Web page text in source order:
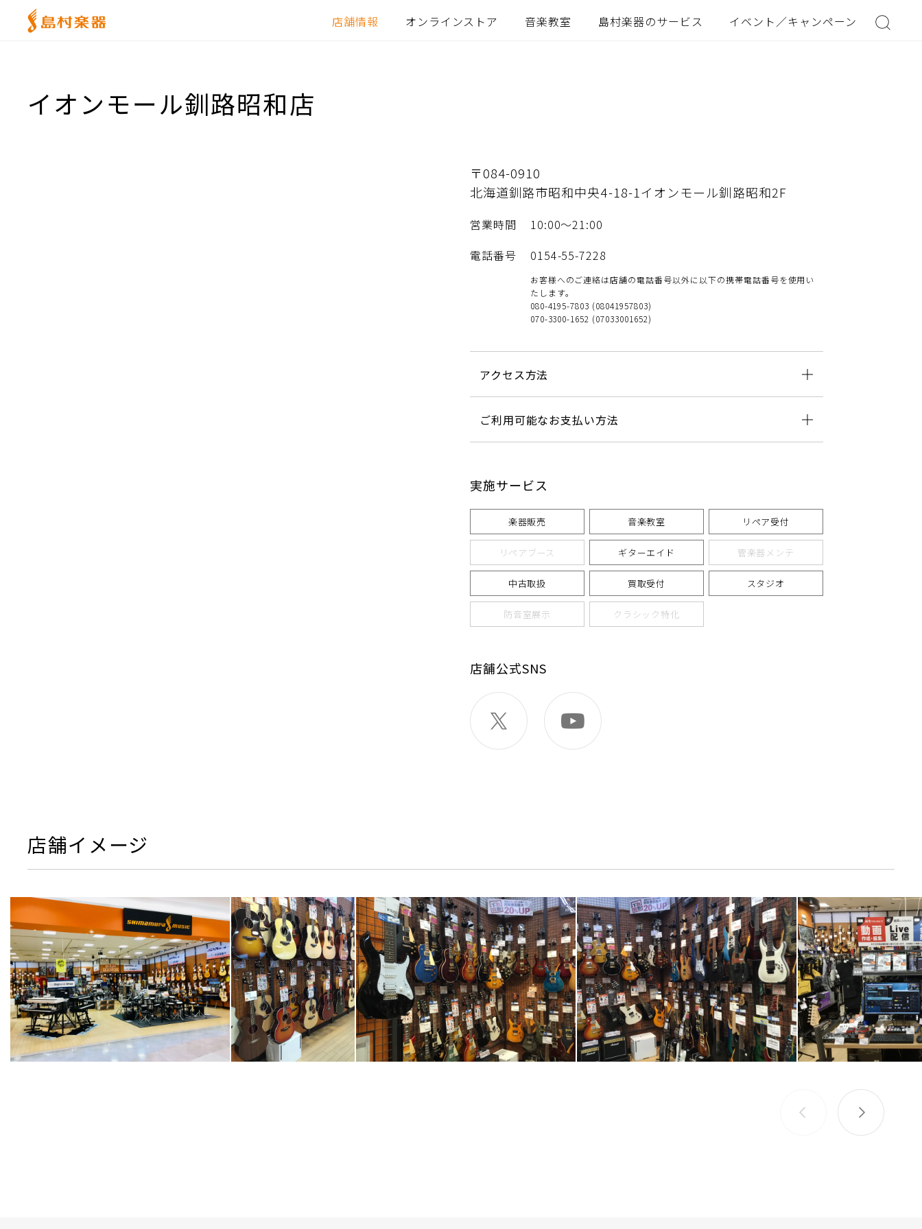
店舗情報 オンラインストア 音楽教室 島村楽器のサービス イベント／キャンペーン
イオンモール釧路昭和店
〒084-0910
北海道釧路市昭和中央4-18-1イオンモール釧路昭和2F
営業時間
10:00～21:00
電話番号
0154-55-7228
お客様へのご連絡は店舗の電話番号以外に以下の携帯電話番号を使用い
たします。
080-4195-7803 (08041957803)
070-3300-1652 (07033001652)
アクセス方法
ご利用可能なお支払い方法
実施サービス
楽器販売 音楽教室 リペア受付
リペアブース ギターエイド 管楽器メンテ
中古取扱 買取受付 スタジオ
防音室展示 クラシック特化
店舗公式SNS
店舗イメージ